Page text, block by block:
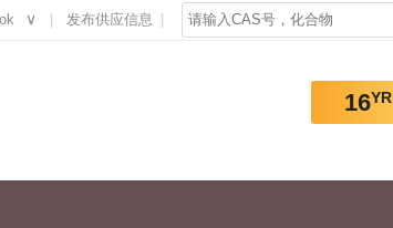
∨ 发布供应信息
16YR